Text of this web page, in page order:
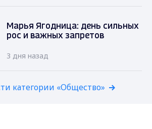
Марья Ягодница: день сильных
рос и важных запретов
3 дня назад
категории «Общество»